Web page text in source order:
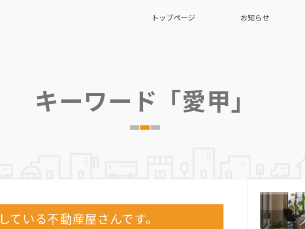
トップページ お知らせ
キーワード「愛甲」
ている不動産屋さんです。